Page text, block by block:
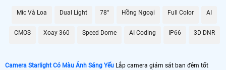
, kho hàng, nhà xưởng.
🌛 Camera Starlight kbvision
🌙 Lắp Camera Starlight Dahua
Mic Và Loa Dual Light 78° Hồng Ngoại Full Color AI
CMOS Xoay 360 Speed Dome AI Coding IP66 3D DNR
Camera Starlight Có Màu Ánh Sáng Yếu Lắp camera giám sát ban đêm tốt